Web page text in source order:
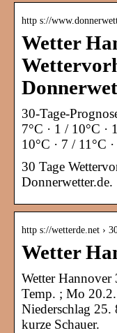
http s://
Wetter
30-Tage-
7°C · 1 / 10°C ·
10°C · 7 / 11°C
30 Tage
Donnerwetter.de.
http s://wetterde.net ›
Wetter
Wetter Hannover
Temp. ; Mo
Niederschlag
kurze Schauer.